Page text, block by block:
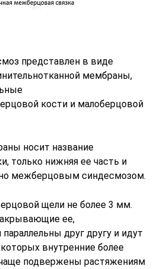
представлен в виде
мембраны,
кости и малоберцовой
носит название
только нижняя ее часть и
межберцовым синдесмозом.
щели не более 3 мм.
ее,
друг другу и идут
внутренние более
подвержены растяжениям